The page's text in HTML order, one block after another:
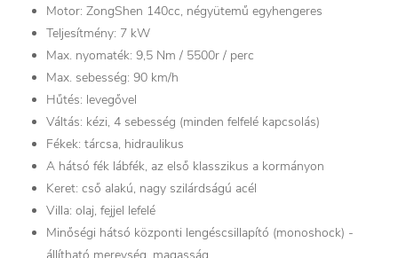
Motor: ZongShen 140cc, négyütemű egyhengeres
Teljesítmény: 7 kW
Max. nyomaték: 9,5 Nm / 5500r / perc
Max. sebesség: 90 km/h
Hűtés: levegővel
Váltás: kézi, 4 sebesség (minden felfelé kapcsolás)
Fékek: tárcsa, hidraulikus
A hátsó fék lábfék, az első klasszikus a kormányon
Keret: cső alakú, nagy szilárdságú acél
Villa: olaj, fejjel lefelé
Minőségi hátsó központi lengéscsillapító (monoshock) -